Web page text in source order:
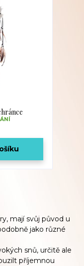
mají svůj původ u
jako různé
snů, určitě ale
příjemnou